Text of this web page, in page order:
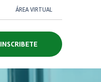
ÁREA VIRTUAL
INSCRIBETE